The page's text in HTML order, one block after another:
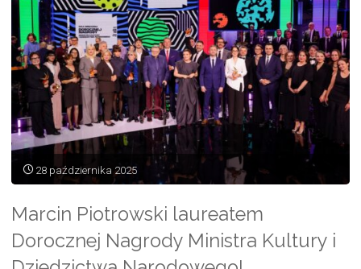
Folkowisko”
28 października 2025
Marcin Piotrowski laureatem
Dorocznej Nagrody Ministra Kultury i